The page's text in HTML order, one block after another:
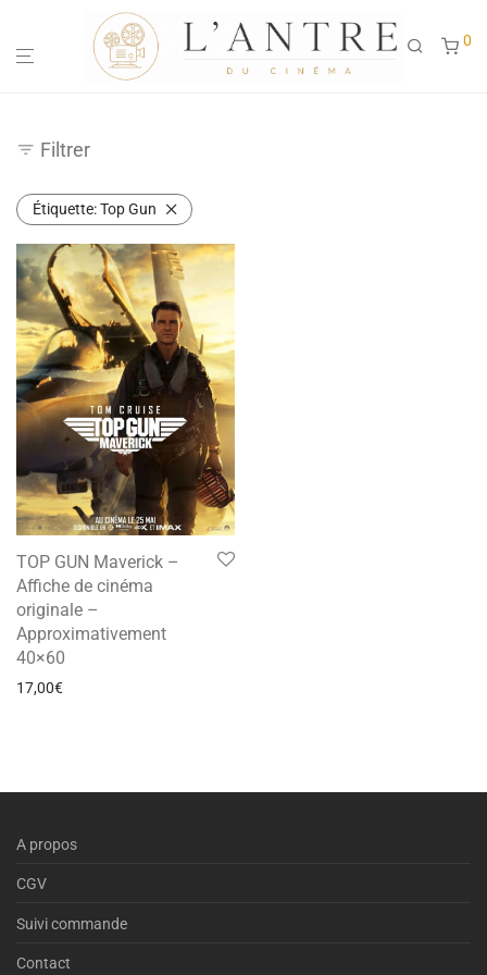
0
Filtrer
Étiquette:Top Gun
TOP GUN Maverick –
Affiche de cinéma
originale –
Approximativement
40×60
17,00€
A propos
CGV
Suivi commande
Contact